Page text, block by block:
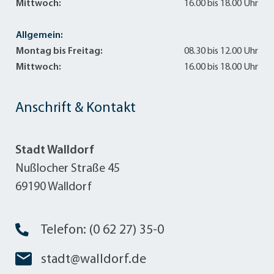
Anschrift & Kontakt
Stadt Walldorf
Nußlocher Straße 45
69190 Walldorf
Telefon: (0 62 27) 35-0
stadt@walldorf.de
Mittwoch:
16.00 bis 18.00 Uhr
Allgemein:
Montag bis Freitag:
08.30 bis 12.00 Uhr
Mittwoch:
16.00 bis 18.00 Uhr